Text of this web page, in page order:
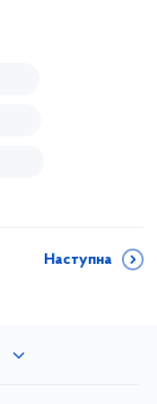
Наступна